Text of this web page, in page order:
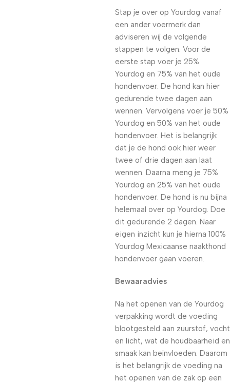
Stap je over op Yourdog vanaf
een ander voermerk dan
adviseren wij de volgende
stappen te volgen. Voor de
eerste stap voer je 25%
Yourdog en 75% van het oude
hondenvoer. De hond kan hier
gedurende twee dagen aan
wennen. Vervolgens voer je 50%
Yourdog en 50% van het oude
hondenvoer. Het is belangrijk
dat je de hond ook hier weer
twee of drie dagen aan laat
wennen. Daarna meng je 75%
Yourdog en 25% van het oude
hondenvoer. De hond is nu bijna
helemaal over op Yourdog. Doe
dit gedurende 2 dagen. Naar
eigen inzicht kun je hierna 100%
Yourdog Mexicaanse naakthond
hondenvoer gaan voeren.
Bewaaradvies
Na het openen van de Yourdog
verpakking wordt de voeding
blootgesteld aan zuurstof, vocht
en licht, wat de houdbaarheid en
smaak kan beïnvloeden. Daarom
is het belangrijk de voeding na
het openen van de zak op een